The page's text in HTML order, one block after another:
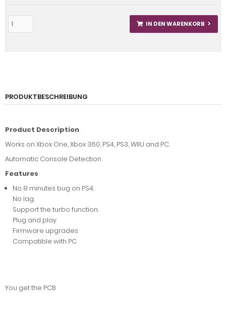
IN DEN WARENKORB
PRODUKTBESCHREIBUNG
Product Description
Works on Xbox One, Xbox 360, PS4, PS3, WIIU and PC.
Automatic Console Detection
Features
No 8 minutes bug on PS4.
No lag.
Support the turbo function.
Plug and play
Firmware upgrades
Compatible with PC
You get the PCB